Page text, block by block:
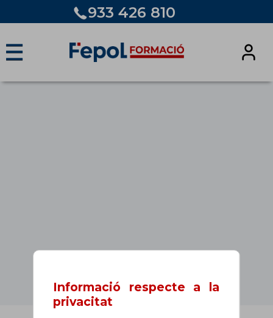
933 426 810
☰
Informació respecte a la
privacitat